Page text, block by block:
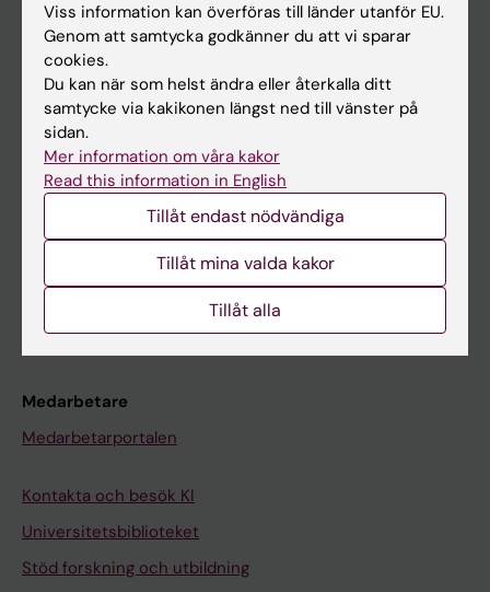
Nyheter
Kalender
Student
Ladok
Canvas
Kurs- och programwebbar
Student på KI
Medarbetare
Medarbetarportalen
Kontakta och besök KI
Universitetsbiblioteket
Stöd forskning och utbildning
Viss information kan överföras till länder utanför EU.
Genom att samtycka godkänner du att vi sparar
cookies.
Du kan när som helst ändra eller återkalla ditt
samtycke via kakikonen längst ned till vänster på
sidan.
Mer information om våra kakor
Read this information in English
Tillåt endast nödvändiga
Tillåt mina valda kakor
Tillåt alla